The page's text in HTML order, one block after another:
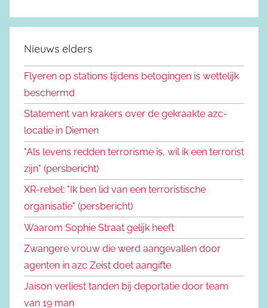
Nieuws elders
Flyeren op stations tijdens betogingen is wettelijk
beschermd
Statement van krakers over de gekraakte azc-
locatie in Diemen
"Als levens redden terrorisme is, wil ik een terrorist
zijn" (persbericht)
XR-rebel: "Ik ben lid van een terroristische
organisatie" (persbericht)
Waarom Sophie Straat gelijk heeft
Zwangere vrouw die werd aangevallen door
agenten in azc Zeist doet aangifte
Jaison verliest tanden bij deportatie door team
van 19 man